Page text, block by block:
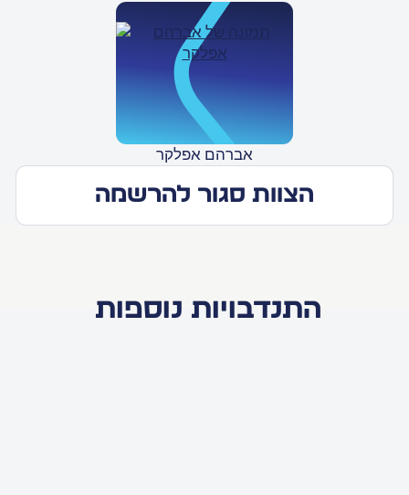
הצוות סגור להרשמה
אברהם אפלקר
התנדבויות נוספות